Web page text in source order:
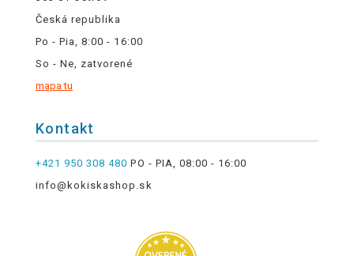
Česká republika
Po - Pia, 8:00 - 16:00
So - Ne, zatvorené
mapa tu
Kontakt
+421 950 308 480 PO - PIA, 08:00 - 16:00
info@kokiskashop.sk